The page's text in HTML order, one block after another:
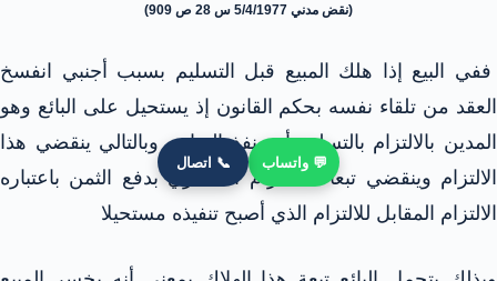
(نقض مدني 5/4/1977 س 28 ص 909)
ففي البيع إذا هلك المبيع قبل التسليم بسبب أجنبي انفسخ
العقد من تلقاء نفسه بحكم القانون إذ يستحيل على البائع وهو
المدين بالالتزام بالتسليم أن ينفذ التزامه وبالتالي ينقضي هذا
الالتزام وينقضي تبعا له التزام المشتري بدفع الثمن باعتباره
الالتزام المقابل للالتزام الذي أصبح تنفيذه مستحيلا
💬 واتساب 📞 اتصال